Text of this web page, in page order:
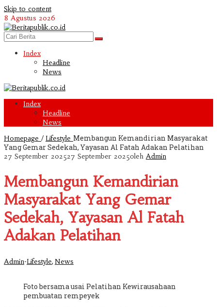
Skip to content
8 Agustus 2026
Index
Headline
News
Index
Headline
News
Homepage /Lifestyle Membangun Kemandirian Masyarakat
Yang Gemar Sedekah, Yayasan Al Fatah Adakan Pelatihan
27 September 202527 September 2025oleh Admin
Membangun Kemandirian
Masyarakat Yang Gemar
Sedekah, Yayasan Al Fatah
Adakan Pelatihan
Admin-Lifestyle, News
Foto bersama usai Pelatihan Kewirausahaan
pembuatan rempeyek